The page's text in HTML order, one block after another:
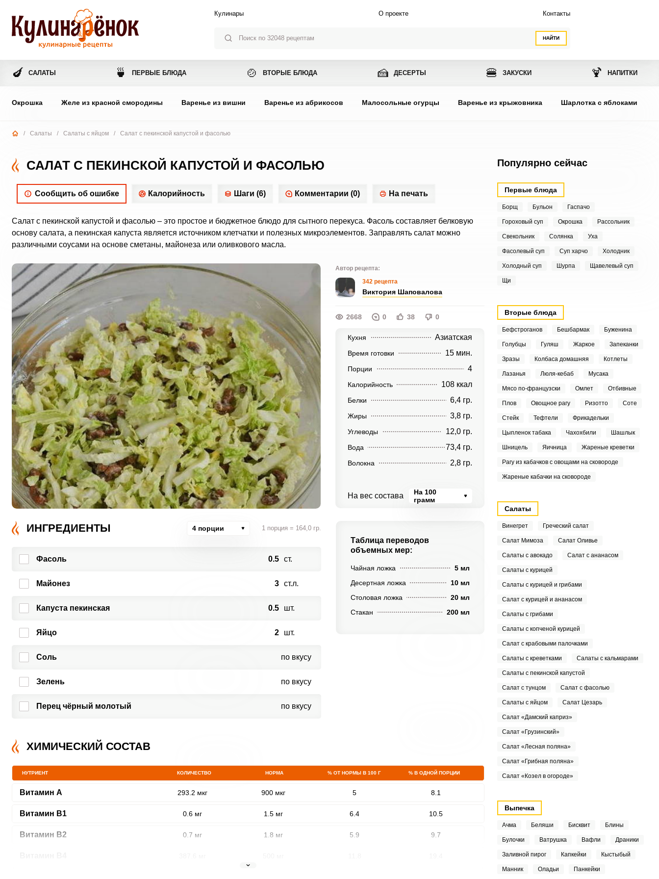
НАЙТИ
Кулинары О проекте Контакты
🍆 САЛАТЫ 🍵 ПЕРВЫЕ БЛЮДА 🍲 ВТОРЫЕ БЛЮДА 🍰 ДЕСЕРТЫ 🍔 ЗАКУСКИ 🍹 НАПИТКИ
Окрошка Желе из красной смородины Варенье из вишни Варенье из абрикосов Малосольные огурцы Варенье из крыжовника Шарлотка с яблоками
/ Салаты / Салаты с яйцом / Салат с пекинской капустой и фасолью
САЛАТ С ПЕКИНСКОЙ КАПУСТОЙ И ФАСОЛЬЮ
Сообщить об ошибке Калорийность Шаги (6) Комментарии (0) На печать
Салат с пекинской капустой и фасолью – это простое и бюджетное блюдо для сытного перекуса. Фасоль составляет белковую
основу салата, а пекинская капуста является источником клетчатки и полезных микроэлементов. Заправлять салат можно
различными соусами на основе сметаны, майонеза или оливкового масла.
Автор рецепта:
342 рецепта
Виктория Шаповалова
2668 0 38 0
Кухня Азиатская
Время готовки 15 мин.
Порции 4
Калорийность 108 ккал
Белки 6,4 гр.
Жиры 3,8 гр.
Углеводы 12,0 гр.
Вода 73,4 гр.
Волокна 2,8 гр.
На вес состава
На 100
грамм
ИНГРЕДИЕНТЫ 4 порции 1 порция = 164,0 гр.
Фасоль 0.5 ст.
Майонез 3 ст.л.
Капуста пекинская 0.5 шт.
Яйцо 2 шт.
Соль по вкусу
Зелень по вкусу
Перец чёрный молотый по вкусу
Таблица переводов
объемных мер:
Чайная ложка
5 мл
Десертная ложка
10 мл
Столовая ложка
20 мл
Стакан
200 мл
ХИМИЧЕСКИЙ СОСТАВ
НУТРИЕНТ КОЛИЧЕСТВО НОРМА % ОТ НОРМЫ В 100 Г % В ОДНОЙ ПОРЦИИ
Витамин A 293.2 мкг 900 мкг 5 8.1
Витамин В1 0.6 мг 1.5 мг 6.4 10.5
Витамин В2 0.7 мг 1.8 мг 5.9 9.7
Популярно сейчас
Первые блюда
Борщ Бульон Гаспачо
Гороховый суп Окрошка Рассольник
Свекольник Солянка Уха
Фасолевый суп Суп харчо Холодник
Холодный суп Шурпа Щавелевый суп
Щи
Вторые блюда
Бефстроганов Бешбармак Буженина
Голубцы Гуляш Жаркое Запеканки
Зразы Колбаса домашняя Котлеты
Лазанья Люля-кебаб Мусака
Мясо по-французски Омлет Отбивные
Плов Овощное рагу Ризотто Соте
Стейк Тефтели Фрикадельки
Цыпленок табака Чахохбили Шашлык
Шницель Яичница Жареные креветки
Рагу из кабачков с овощами на сковороде
Жареные кабачки на сковороде
Салаты
Винегрет Греческий салат
Салат Мимоза Салат Оливье
Салаты с авокадо Салат с ананасом
Салаты с курицей
Салаты с курицей и грибами
Салат с курицей и ананасом
Салаты с грибами
Салаты с копченой курицей
Салат с крабовыми палочками
Салаты с креветками Салаты с кальмарами
Салаты с пекинской капустой
Салат с тунцом Салат с фасолью
Салаты с яйцом Салат Цезарь
Салат «Дамский каприз»
Салат «Грузинский»
Салат «Лесная поляна»
Салат «Грибная поляна»
Салат «Козел в огороде»
Выпечка
Ачма Беляши Бисквит Блины
Булочки Ватрушка Вафли Драники
Заливной пирог Капкейки Кыстыбый
Манник Оладьи Панкейки